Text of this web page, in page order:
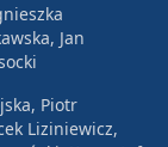
Jan
Piotr
Liziniewicz,